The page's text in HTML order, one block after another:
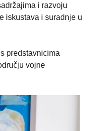
i razvoju
iskustava i suradnje u
predstavnicima
vojne